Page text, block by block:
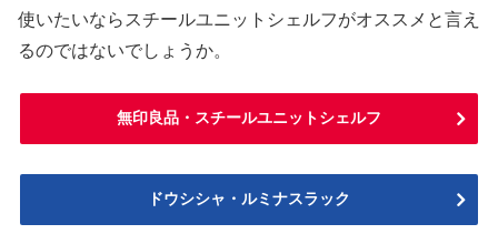
使いたいならスチールユニットシェルフがオススメと言え
るのではないでしょうか。
無印良品・スチールユニットシェルフ
ドウシシャ・ルミナスラック